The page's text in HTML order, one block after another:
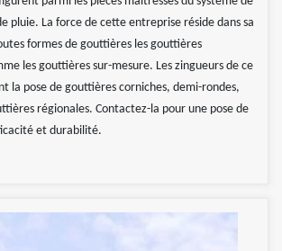
pluie. La force de cette entreprise réside dans sa
formes de gouttières les gouttières
les gouttières sur-mesure. Les zingueurs de ce
la pose de gouttières corniches, demi-rondes,
régionales. Contactez-la pour une pose de
et durabilité.